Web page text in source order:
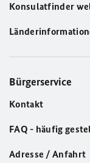
Konsulatfinder
Bürgerservice
Kontakt
FAQ - häufig
Adresse / Anfahrt